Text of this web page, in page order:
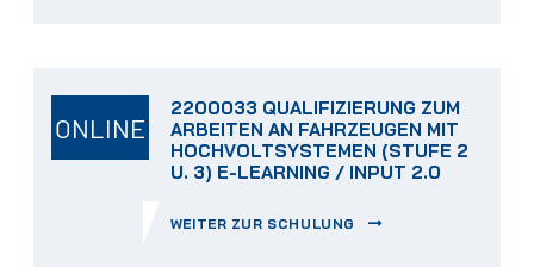
ONLINE
2200033 QUALIFIZIERUNG ZUM
ARBEITEN AN FAHRZEUGEN MIT
HOCHVOLTSYSTEMEN (STUFE 2
U. 3) E-LEARNING / INPUT 2.0
WEITER ZUR SCHULUNG